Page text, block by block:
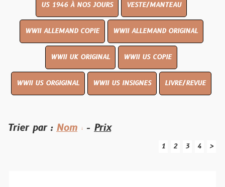
US 1946 À NOS JOURS VESTE/MANTEAU
WWII ALLEMAND COPIE WWII ALLEMAND ORIGINAL
WWII UK ORIGINAL WWII US COPIE
WWII US ORGIGINAL WWII US INSIGNES LIVRE/REVUE
Trier par : Nom - Prix
1 2 3 4 >